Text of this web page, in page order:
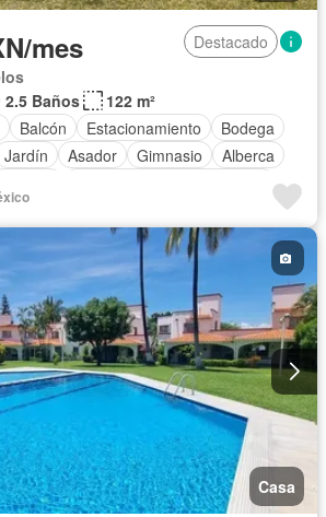
mes
Destacado
2.5 Baños
122 m²
Balcón Estacionamiento
Bodega
Jardín Asador Gimnasio
Alberca
Casa